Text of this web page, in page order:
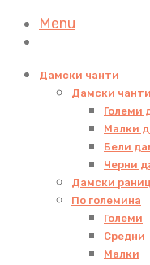
Menu
Дамски чанти
Дамски
Големи
Малки
Бели
Черни
Дамски
По големина
Големи
Средни
Малки